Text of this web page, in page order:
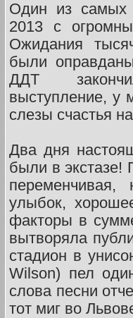
Один из самых
2013 с
Ожидания
были
ДДТ
выступление, у
слезы счастья
Два дня
были в экстазе!
переменчивая,
улыбок,
факторы в
вытворяла
стадион в
Wilson) пел
слова песни
тот миг во